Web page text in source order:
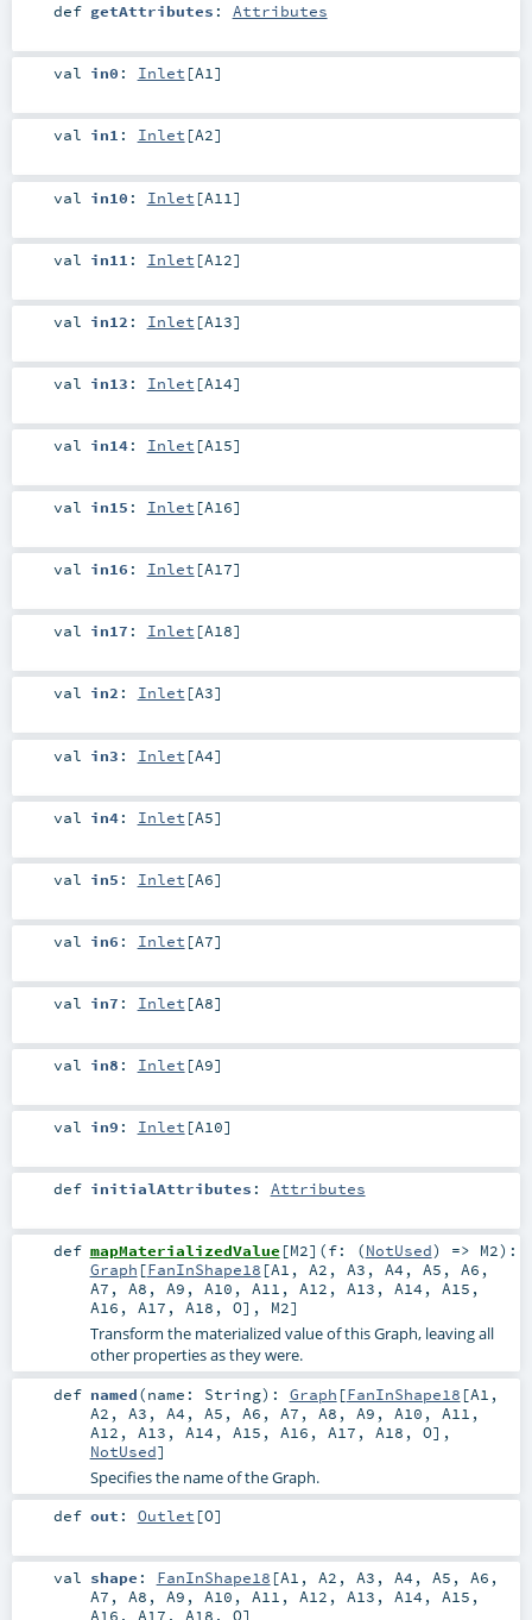
def getAttributes : Attributes
val in0 : Inlet [A1]
val in1 : Inlet [A2]
val in10 : Inlet [A11 ]
val in11 : Inlet [A12]
val in12 : Inlet [A13]
val in13 : Inlet [A14]
val in14: Inlet [A15]
val in15 : Inlet [A16]
val in16 : Inlet [A17]
val in17 : Inlet [A18]
val in2 : Inlet [A3]
val in3 : Inlet [A4]
val in4: Inlet [A5]
val in5 : Inlet [A6]
val in6 : Inlet [A7]
val in7 : Inlet [A8]
val in8 : Inlet [A9]
val in9 : Inlet [A10]
def initialAttributes : Attributes
def mapMaterializedValue [M2] (f: (NotUsed) => M2) :
Graph [FanInShape18 [A1 , A2 , A3 , A4 , A5 , A6 ,
A7 , A8 , A9 , A10 , A11 , A12 , A13 , A14 , A15 ,
A16 , A17 , A18 , O], M2]
Transform the materialized value of this Graph, leaving all
other properties as they were.
def named(name: String) : Graph [FanInShape18 [A1 ,
A2 , A3 , A4 , A5 , A6 , A7 , A8 , A9 , A10 , A11 ,
A12 , A13 , A14 , A15 , A16 , A17 , A18 , O],
NotUsed]
Specifies the name of the Graph.
def out : Outlet [O]
val shape : FanInShape18 [A1 , A2 , A3 , A4 , A5 , A6 ,
A7 , A8 , A9 , A10 , A11 , A12 , A13 , A14 , A15 ,
A16 , A17 , A18 , O]